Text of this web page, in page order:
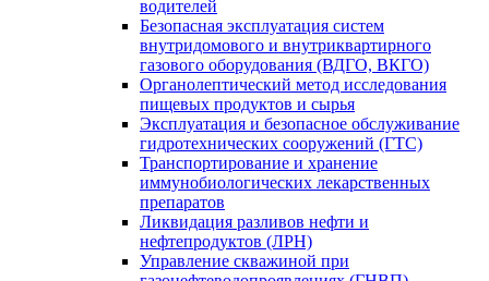
водителей
Безопасная эксплуатация систем
внутридомового и внутриквартирного
газового оборудования (ВДГО, ВКГО)
Органолептический метод исследования
пищевых продуктов и сырья
Эксплуатация и безопасное обслуживание
гидротехнических сооружений (ГТС)
Транспортирование и хранение
иммунобиологических лекарственных
препаратов
Ликвидация разливов нефти и
нефтепродуктов (ЛРН)
Управление скважиной при